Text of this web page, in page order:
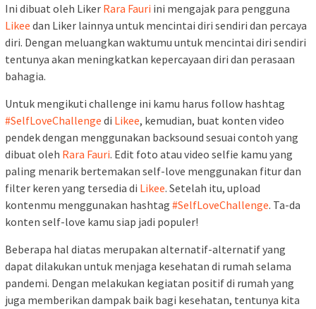
Ini dibuat oleh Liker Rara Fauri ini mengajak para pengguna
Likee dan Liker lainnya untuk mencintai diri sendiri dan percaya
diri. Dengan meluangkan waktumu untuk mencintai diri sendiri
tentunya akan meningkatkan kepercayaan diri dan perasaan
bahagia.
Untuk mengikuti challenge ini kamu harus follow hashtag
#SelfLoveChallenge di Likee, kemudian, buat konten video
pendek dengan menggunakan backsound sesuai contoh yang
dibuat oleh Rara Fauri. Edit foto atau video selfie kamu yang
paling menarik bertemakan self-love menggunakan fitur dan
filter keren yang tersedia di Likee. Setelah itu, upload
kontenmu menggunakan hashtag #SelfLoveChallenge. Ta-da
konten self-love kamu siap jadi populer!
Beberapa hal diatas merupakan alternatif-alternatif yang
dapat dilakukan untuk menjaga kesehatan di rumah selama
pandemi. Dengan melakukan kegiatan positif di rumah yang
juga memberikan dampak baik bagi kesehatan, tentunya kita